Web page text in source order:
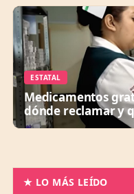
ESTATAL
Medicamentos
dónde reclamar y
★ LO MÁS LEÍDO